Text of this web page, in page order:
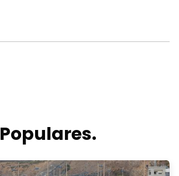
Populares.